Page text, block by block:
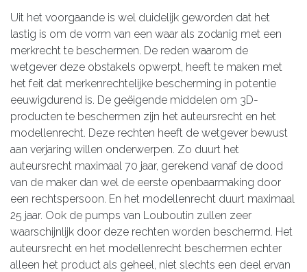
Uit het voorgaande is wel duidelijk geworden dat het
lastig is om de vorm van een waar als zodanig met een
merkrecht te beschermen. De reden waarom de
wetgever deze obstakels opwerpt, heeft te maken met
het feit dat merkenrechtelijke bescherming in potentie
eeuwigdurend is. De geëigende middelen om 3D-
producten te beschermen zijn het auteursrecht en het
modellenrecht. Deze rechten heeft de wetgever bewust
aan verjaring willen onderwerpen. Zo duurt het
auteursrecht maximaal 70 jaar, gerekend vanaf de dood
van de maker dan wel de eerste openbaarmaking door
een rechtspersoon. En het modellenrecht duurt maximaal
25 jaar. Ook de pumps van Louboutin zullen zeer
waarschijnlijk door deze rechten worden beschermd. Het
auteursrecht en het modellenrecht beschermen echter
alleen het product als geheel, niet slechts een deel ervan